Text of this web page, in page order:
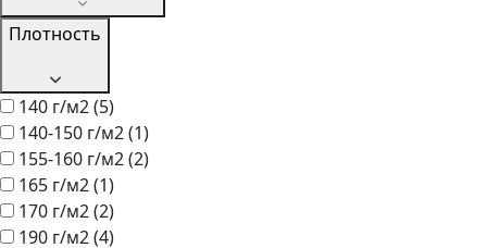
Плотность
140 г/м2(5)
140-150 г/м2(1)
155-160 г/м2(2)
165 г/м2(1)
170 г/м2(2)
190 г/м2(4)